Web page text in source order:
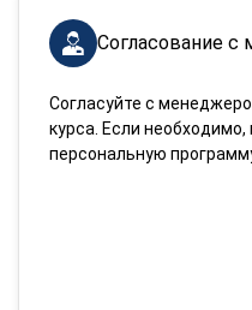
Согласование
Согласуйте с
курса. Если
персональную